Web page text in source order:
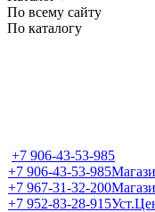
По всему сайту
По каталогу
+7 906-43-53-985
+7 906-43-53-985
+7 967-31-32-200
+7 952-83-28-915